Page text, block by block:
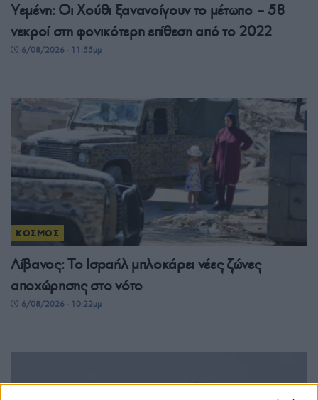
Υεμένη: Οι Χούθι ξανανοίγουν το μέτωπο – 58
νεκροί στη φονικότερη επίθεση από το 2022
6/08/2026 - 11:55μμ
ΚΟΣΜΟΣ
Λίβανος: Το Ισραήλ μπλοκάρει νέες ζώνες
αποχώρησης στο νότο
6/08/2026 - 10:22μμ